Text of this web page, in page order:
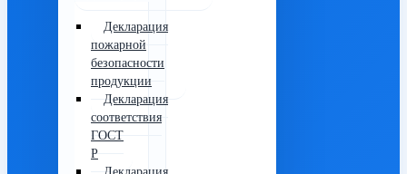
Декларация
пожарной
безопасности
продукции
Декларация
соответствия
ГОСТ
Р